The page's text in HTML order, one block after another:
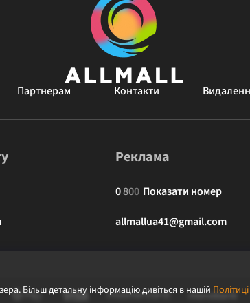
Більш детальну інформацію дивіться в нашій
Партнерам Контакти
Реклама
0800 Показати номер
allmallua41@gmail.com